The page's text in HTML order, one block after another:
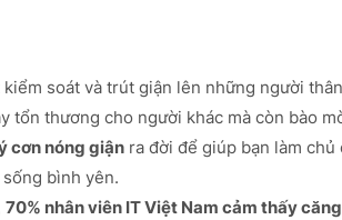
soát và trút giận lên những người
tổn thương cho người khác mà còn bào
cơn nóng giận ra đời để giúp bạn làm chủ
bình yên.
70% nhân viên IT Việt Nam cảm thấy